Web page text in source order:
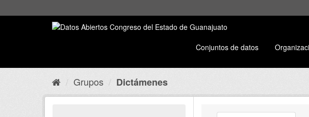
Conjuntos de datos
Grupos Dictámenes